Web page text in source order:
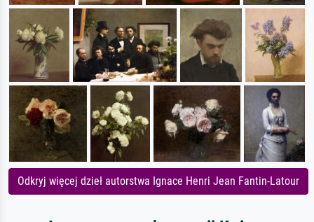
Odkryj więcej dzieł autorstwa Ignace Henri Jean Fantin-Latour